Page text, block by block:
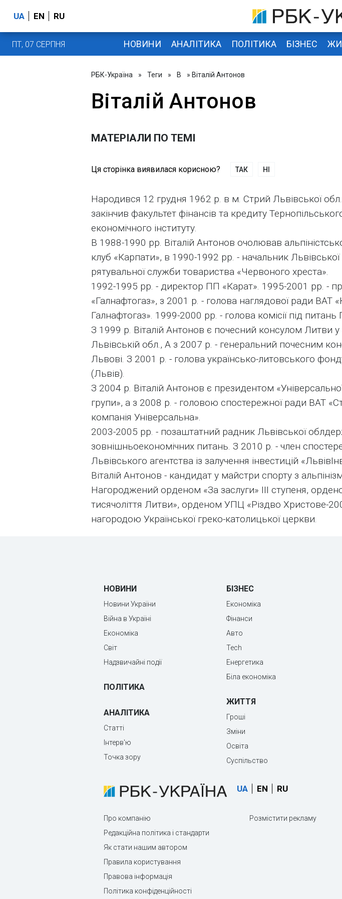
UA EN RU
ПТ, 07 СЕРПНЯ НОВИНИ АНАЛІТИКА ПОЛІТИКА БІЗНЕС
РБК-Україна » Теги » В » Віталій Антонов
Віталій Антонов
МАТЕРІАЛИ ПО ТЕМІ
Ця сторінка виявилася корисною? ТАК НІ
Народився 12 грудня 1962 р. в м. Стрий Львівської
закінчив факультет фінансів та кредиту
економічного інституту.
В 1988-1990 рр. Віталій Антонов очолював
клуб «Карпати», в 1990-1992 рр. - начальник Львівської
рятувальної служби товариства «Червоного хреста».
1992-1995 рр. - директор ПП «Карат». 1995-2001 рр. -
«Галнафтогаз», з 2001 р. - голова наглядової ради ВАТ
Галнафтогаз». 1999-2000 рр. - голова комісії під
З 1999 р. Віталій Антонов є почесний консулом Литви у
Львівській обл., А з 2007 р. - генеральний почесним
Львові. З 2001 р. - голова українсько-литовського
(Львів).
З 2004 р. Віталій Антонов є президентом «Універсальної
групи», а з 2008 р. - головою спостережної ради ВАТ
компанія Універсальна».
2003-2005 рр. - позаштатний радник Львівської
зовнішньоекономічних питань. З 2010 р. - член
Львівського агентства із залучення інвестицій
Віталій Антонов - кандидат у майстри спорту з
Нагороджений орденом «За заслуги» III ступеня,
тисячоліття Литви», орденом УПЦ «Різдво Христове-
нагородою Української греко-католицької церкви.
НОВИНИ
Новини України
Війна в Україні
Економіка
Світ
Надзвичайні події
ПОЛІТИКА
АНАЛІТИКА
Статті
Інтерв'ю
Точка зору
БІЗНЕС
Економіка
Фінанси
Авто
Tech
Енергетика
Біла економіка
ЖИТТЯ
Гроші
Зміни
Освіта
Суспільство
UA EN RU
Про компанію
Редакційна політика і стандарти
Як стати нашим автором
Правила користування
Правова інформація
Політика конфіденційності
Розмістити рекламу